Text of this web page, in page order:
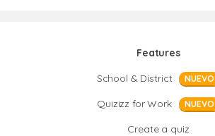
Features
School & District
NUEVO
Quizizz for Work NUEVO
Create a quiz